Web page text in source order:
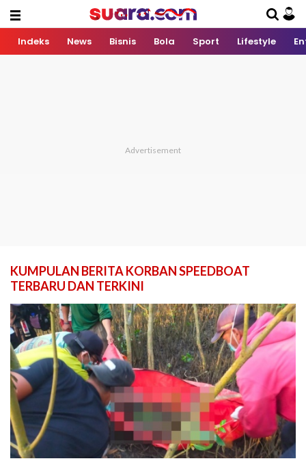
Indeks News Bisnis Bola Sport Lifestyle
KUMPULAN BERITA KORBAN SPEEDBOAT
TERBARU DAN TERKINI